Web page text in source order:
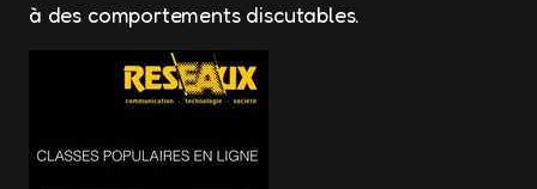
à des comportements discutables.